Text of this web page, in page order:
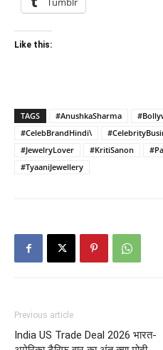
Like this:
TAGS #AnushkaSharma
#CelebBrandHindi\
#JewelryLover
#KritiSanon
#TyaaniJewellery
Previous article
India US Trade Deal 2026 भारत-